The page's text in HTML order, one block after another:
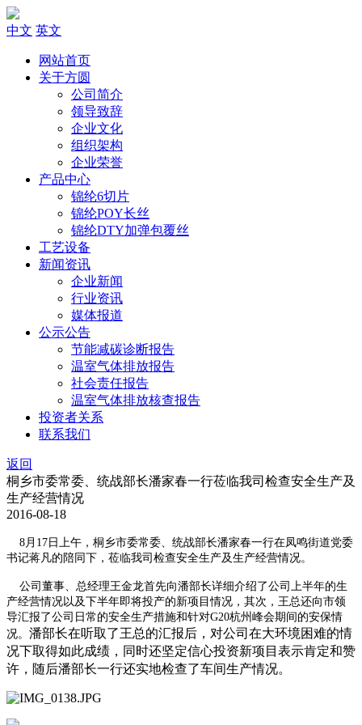
中文 英文
网站首页
关于方圆
公司简介
领导致辞
企业文化
组织架构
企业荣誉
产品中心
锦纶6切片
锦纶POY长丝
锦纶DTY加弹包覆丝
工艺设备
新闻资讯
企业新闻
行业资讯
媒体报道
公示公告
节能减碳诊断报告
温室气体排放报告
社会责任报告
温室气体排放核查报告
投资者关系
联系我们
返回
桐乡市委常委、统战部长潘家春一行莅临我司检查安全生产及
生产经营情况
2016-08-18
8月 17 日上午，桐乡市委常委、统战部长潘家春一行在凤鸣街道党委
书记蒋凡的陪同下，莅临我司检查安全生产及生产经营情况。
公司董事、总经理王金龙首先向潘部长详细介绍了公司上半年的生
产经营情况以及下半年即将投产的新项目情况，其次，王总还向市领
导汇报了公司日常的安全生产措施和针对G20杭州峰会期间的安保情
况。 潘部长在听取了王总的汇报后，对公司在大环境困难的情
况下取得如此成绩，同时还坚定信心投资新项目表示肯定和赞
许，随后潘部长一行还实地检查了车间生产情况。